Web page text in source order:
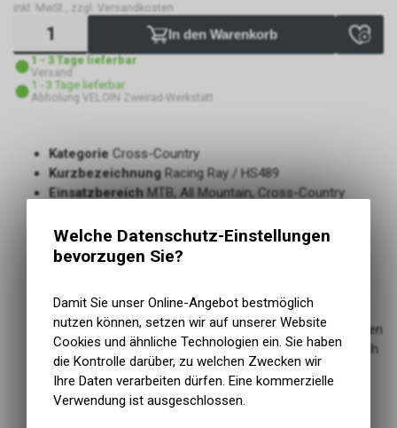
inkl. MwSt., zzgl. Versandkosten
In den Warenkorb
1 - 3 Tage lieferbar
Versand
1 - 3 Tage lieferbar
Abholung VELOIN Zweirad-Werkstatt
KategorieCross-Country
KurzbezeichnungRacing Ray / HS489
Einsatzbereich MTB, All Mountain, Cross-Country
Der Spezialist für den Vorderreifen, harmoniert
hervorragend mit dem Racing Ralph
Das extra aggressive XC Profil gepaart mit dem
XC-Waffe
Versetzte Mittelstollen sorgen für präzises Lenkverhalten
gepaart mit verlässlicher Kurvenführung im Grenzbereich
Hohe Bremsleistung durch stabile Schulterblöcke
Sehr leises Abrollverhalten und ausgezeichneter
Rollwiderstand
Welche Datenschutz-Einstellungen
bevorzugen Sie?
Damit Sie unser Online-Angebot bestmöglich
nutzen können, setzen wir auf unserer Website
Cookies und ähnliche Technologien ein. Sie haben
die Kontrolle darüber, zu welchen Zwecken wir
Ihre Daten verarbeiten dürfen. Eine kommerzielle
Verwendung ist ausgeschlossen.